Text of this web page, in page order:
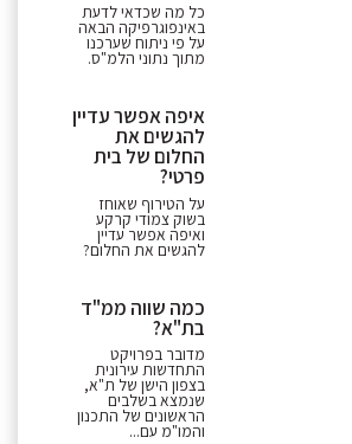
כל מה שכדאי לדעת
באינפוגרפיקה הבאה
על פי ניתוח שערכנו
מתוך נתוני הלמ"ס.
איפה אפשר עדיין
להגשים את
החלום של בית
פרטי?
על הטירוף שאוחז
בשוק צמודי קרקע
ואיפה אפשר עדיין
להגשים את החלום?
כמה שווה ממ"ד
בת"א?
מדובר בפרויקט
התחדשות עירונית
בצפון הישן של ת"א,
שנמצא בשלבים
הראשונים של התכנון
והמו"מ עם...